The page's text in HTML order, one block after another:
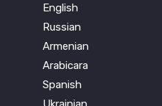
English
Russian
Armenian
Arabicara
Spanish